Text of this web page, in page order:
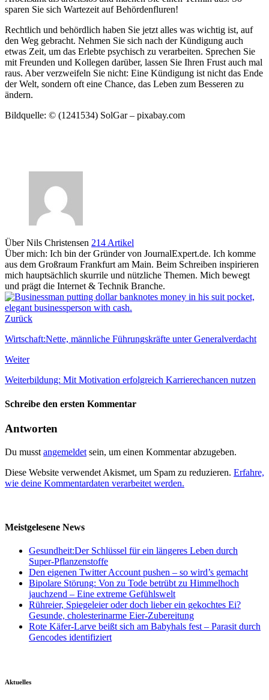
sparen Sie sich Wartezeit auf Behördenfluren!
Rechtlich und behördlich haben Sie jetzt alles was wichtig ist, auf
den Weg gebracht. Nehmen Sie sich nach der Kündigung auch
etwas Zeit, um das Erlebte psychisch zu verarbeiten. Sprechen Sie
mit Freunden und Kollegen darüber, lassen Sie Ihren Frust auch mal
raus. Aber verzweifeln Sie nicht: Eine Kündigung ist nicht das Ende
der Welt, sondern oft eine Chance, das Leben zum Besseren zu
ändern.
Bildquelle: © (1241534) SolGar – pixabay.com
Über Nils Christensen 214 Artikel
Über mich: Ich bin der Gründer von JournalExpert.de. Ich komme
aus dem Großraum Frankfurt am Main. Beim Schreiben inspirieren
mich hauptsächlich skurrile und nützliche Themen. Mich bewegt
und prägt die Internet & Technik Branche.
Zurück
Wirtschaft:Nette, männliche Führungskräfte unter Generalverdacht
Weiter
Weiterbildung: Mit Motivation erfolgreich Karrierechancen nutzen
Schreibe den ersten Kommentar
Antworten
Du musst angemeldet sein, um einen Kommentar abzugeben.
Diese Website verwendet Akismet, um Spam zu reduzieren. Erfahre,
wie deine Kommentardaten verarbeitet werden.
Meistgelesene News
Gesundheit:Der Schlüssel für ein längeres Leben durch
Super-Pflanzenstoffe
Den eigenen Twitter Account pushen – so wird’s gemacht
Bipolare Störung: Von zu Tode betrübt zu Himmelhoch
jauchzend – Eine extreme Gefühlswelt
Rühreier, Spiegeleier oder doch lieber ein gekochtes Ei?
Gesunde, cholesterinarme Eier-Zubereitung
Rote Käfer-Larve beißt sich am Babyhals fest – Parasit durch
Gencodes identifiziert
Aktuelles